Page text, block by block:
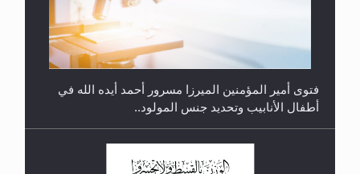
فتوى أمير المؤمنين الميرزا مسرور أحمد أيده الله في
أطفال الأنابيب وتحديد جنس المولود..